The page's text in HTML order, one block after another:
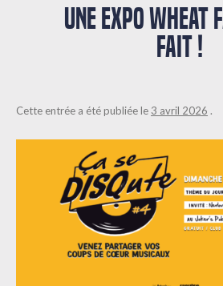
UNE EXPO WHEAT
FAIT !
Cette entrée a été publiée le 3 avril 2026 .